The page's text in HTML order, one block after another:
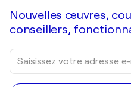
Nouvelles œuvres,
conseillers,